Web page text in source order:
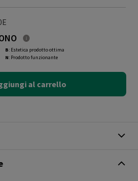
B: Estetica prodotto ottima
N: Prodotto funzionante
al carrello